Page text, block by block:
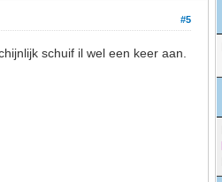
#5
schuif il wel een keer aan.